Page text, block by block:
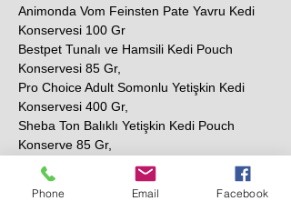
Animonda Vom Feinsten Pate Yavru Kedi
Konservesi 100 Gr
Bestpet Tunalı ve Hamsili Kedi Pouch
Konservesi 85 Gr,
Pro Choice Adult Somonlu Yetişkin Kedi
Konservesi 400 Gr,
Sheba Ton Balıklı Yetişkin Kedi Pouch
Konserve 85 Gr,
N&D Prime Tavuklu ve Narlı Tahılsız Yetişkin
Kedi Konservesi 80 Gr,
Dr.Sacchi Av Hayvanlı Yetişkin Kedi
Phone Email Facebook